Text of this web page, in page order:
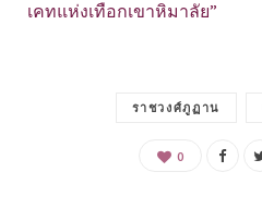
เคทแห่งเทือกเขาหิมาลัย”
ราชวงศ์ภูฏาน
0